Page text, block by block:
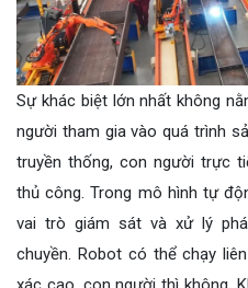
Sự khác biệt lớn nhất không
người tham gia vào quá trình
truyền thống, con người trực
thủ công. Trong mô hình tự
vai trò giám sát và xử lý
chuyền. Robot có thể chạy